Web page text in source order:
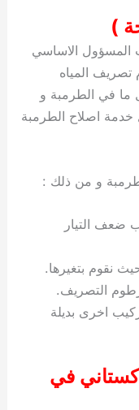
)
المسؤول الاساسي
تصريف المياه
ما في الطرمبة و
اصلاح الطرمبة
و من ذلك :
ضعف التيار
نقوم بتغيرها.
التصريف.
اخرى بديلة
في